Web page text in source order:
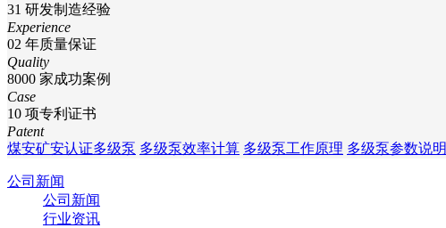
31 研发制造经验
Experience
02 年质量保证
Quality
8000 家成功案例
Case
10 项专利证书
Patent
煤安矿安认证多级泵 多级泵效率计算 多级泵工作原理 多级泵参数说明
公司新闻
公司新闻
行业资讯